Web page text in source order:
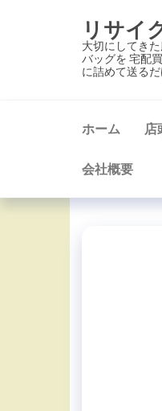
リサイ
大切にしてき
バッグを 宅配
に詰めて送るだ
ホーム 店
会社概要